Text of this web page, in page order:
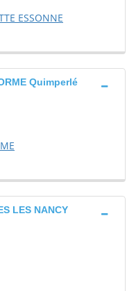
ESSONNE
Quimperlé
LES NANCY